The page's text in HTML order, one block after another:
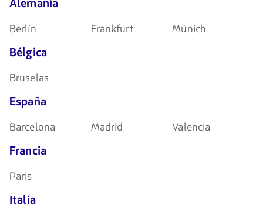
Alemania
Berlín Frankfurt Múnich
Bélgica
Bruselas
España
Barcelona Madrid Valencia
Francia
Paris
Italia